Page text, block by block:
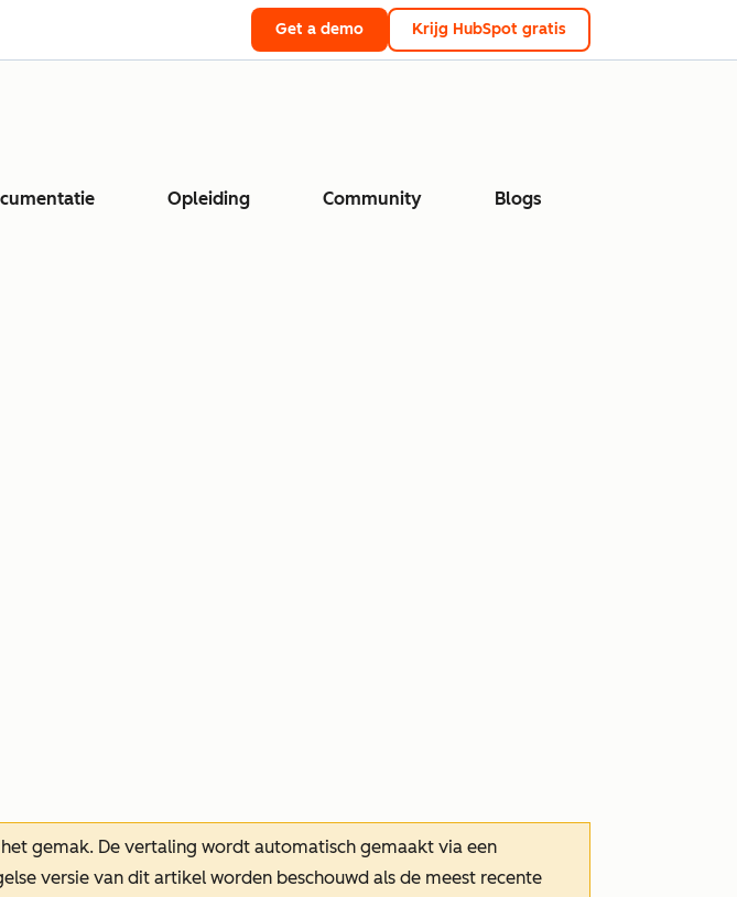
Get a demo Krijg HubSpot gratis
Opleiding Community Blogs
gemak. De vertaling wordt automatisch gemaakt via een
versie van dit artikel worden beschouwd als de meest recente